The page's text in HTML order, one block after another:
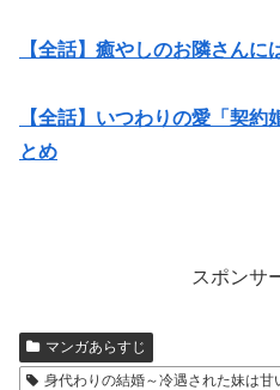
【全話】癒やしのお隣さんに
【全話】いつわりの愛「契
とめ
スポンサ
マンガあらすじ
身代わりの結婚～冷遇された妹は甘